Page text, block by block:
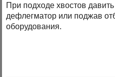
При подходе хвостов
дефлегматор или поджав
оборудования.